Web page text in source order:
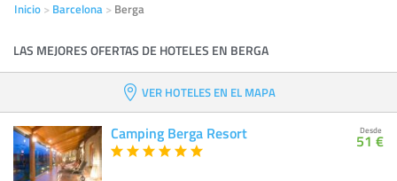
Inicio Barcelona Berga
LAS MEJORES OFERTAS DE HOTELES EN BERGA
VER HOTELES EN EL MAPA
Camping Berga Resort Desde
51 €